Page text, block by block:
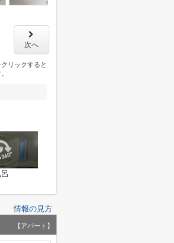
次へ
リックすると
情報の見方
【アパート】